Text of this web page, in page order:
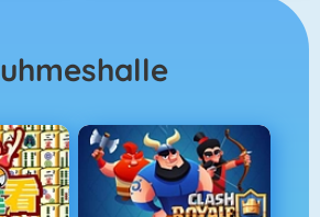
Ruhmeshalle